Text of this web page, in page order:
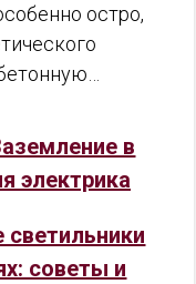
остро,
в
электрика
советы и